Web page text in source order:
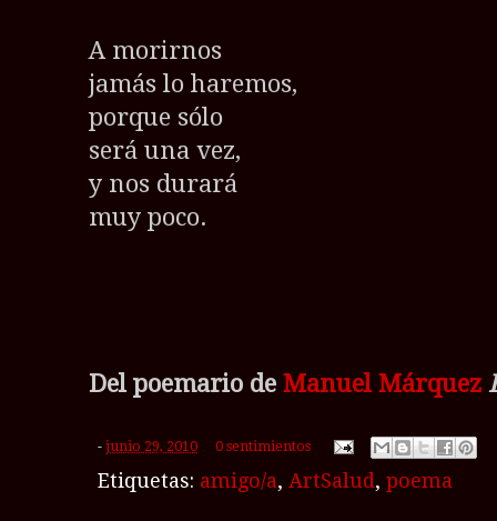
A morirnos
jamás lo haremos,
porque sólo
será una vez,
y nos durará
muy poco.
Del poemario de Manuel Márquez
- junio 29, 2010 0 sentimientos
Etiquetas: amigo/a, ArtSalud, poema